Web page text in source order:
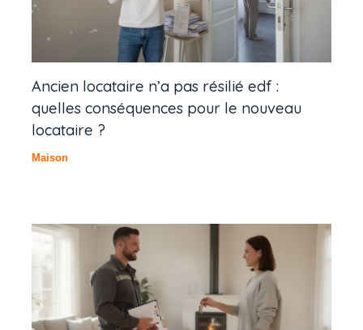
Ancien locataire n’a pas résilié edf :
quelles conséquences pour le nouveau
locataire ?
Maison